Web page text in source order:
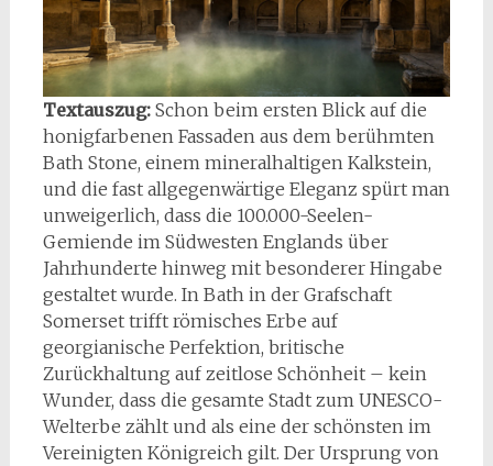
Textauszug: Schon beim ersten Blick auf die
honigfarbenen Fassaden aus dem berühmten
Bath Stone, einem mineralhaltigen Kalkstein,
und die fast allgegenwärtige Eleganz spürt man
unweigerlich, dass die 100.000-Seelen-
Gemiende im Südwesten Englands über
Jahrhunderte hinweg mit besonderer Hingabe
gestaltet wurde. In Bath in der Grafschaft
Somerset trifft römisches Erbe auf
georgianische Perfektion, britische
Zurückhaltung auf zeitlose Schönheit – kein
Wunder, dass die gesamte Stadt zum UNESCO-
Welterbe zählt und als eine der schönsten im
Vereinigten Königreich gilt. Der Ursprung von